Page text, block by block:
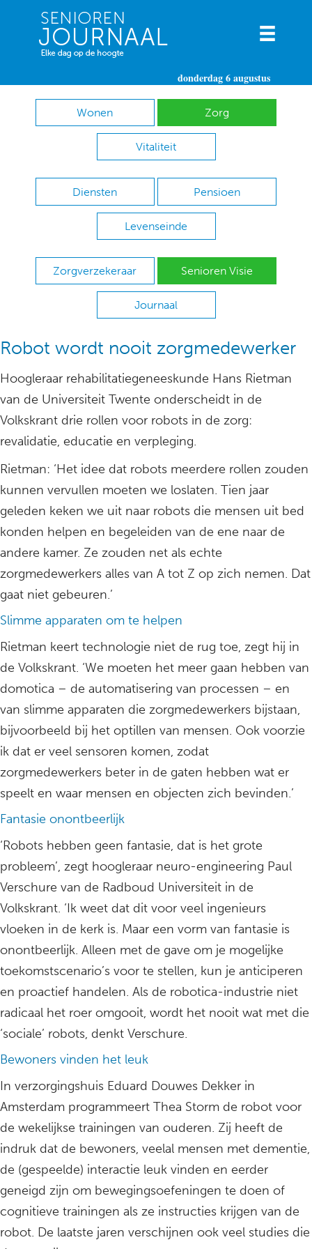
donderdag 6 augustus
Wonen Zorg
Vitaliteit
Diensten Pensioen
Levenseinde
Zorgverzekeraar Senioren Visie
Journaal
Robot wordt nooit zorgmedewerker
Hoogleraar rehabilitatiegeneeskunde Hans Rietman
van de Universiteit Twente onderscheidt in de
Volkskrant drie rollen voor robots in de zorg:
revalidatie, educatie en verpleging.
Rietman: ‘Het idee dat robots meerdere rollen zouden
kunnen vervullen moeten we loslaten. Tien jaar
geleden keken we uit naar robots die mensen uit bed
konden helpen en begeleiden van de ene naar de
andere kamer. Ze zouden net als echte
zorgmedewerkers alles van A tot Z op zich nemen. Dat
gaat niet gebeuren.’
Slimme apparaten om te helpen
Rietman keert technologie niet de rug toe, zegt hij in
de Volkskrant. ‘We moeten het meer gaan hebben van
domotica – de automatisering van processen – en
van slimme apparaten die zorgmedewerkers bijstaan,
bijvoorbeeld bij het optillen van mensen. Ook voorzie
ik dat er veel sensoren komen, zodat
zorgmedewerkers beter in de gaten hebben wat er
speelt en waar mensen en objecten zich bevinden.’
Fantasie onontbeerlijk
‘Robots hebben geen fantasie, dat is het grote
probleem’, zegt hoogleraar neuro-engineering Paul
Verschure van de Radboud Universiteit in de
Volkskrant. ‘Ik weet dat dit voor veel ingenieurs
vloeken in de kerk is. Maar een vorm van fantasie is
onontbeerlijk. Alleen met de gave om je mogelijke
toekomstscenario’s voor te stellen, kun je anticiperen
en proactief handelen. Als de robotica-industrie niet
radicaal het roer omgooit, wordt het nooit wat met die
‘sociale’ robots, denkt Verschure.
Bewoners vinden het leuk
In verzorgingshuis Eduard Douwes Dekker in
Amsterdam programmeert Thea Storm de robot voor
de wekelijkse trainingen van ouderen. Zij heeft de
indruk dat de bewoners, veelal mensen met dementie,
de (gespeelde) interactie leuk vinden en eerder
geneigd zijn om bewegingsoefeningen te doen of
cognitieve trainingen als ze instructies krijgen van de
robot. De laatste jaren verschijnen ook veel studies die